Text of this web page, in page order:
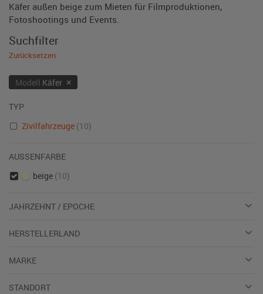
Käfer außen beige zum Mieten für Filmproduktionen,
Fotoshootings und Events.
Suchfilter
Zurücksetzen
Modell Käfer ×
TYP
Zivilfahrzeuge (10)
AUSSENFARBE
beige (10)
JAHRZEHNT / EPOCHE
HERSTELLERLAND
MARKE
STANDORT